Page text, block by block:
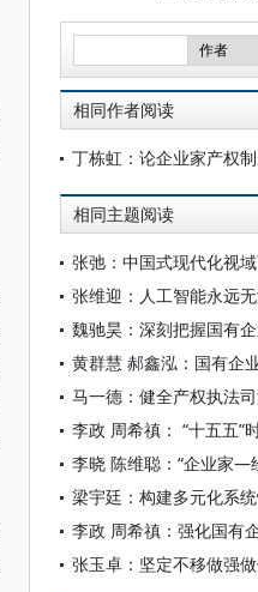
相同作者阅读
相同主题阅读
马一德：健全产权执法
梁宇廷：构建多元化系